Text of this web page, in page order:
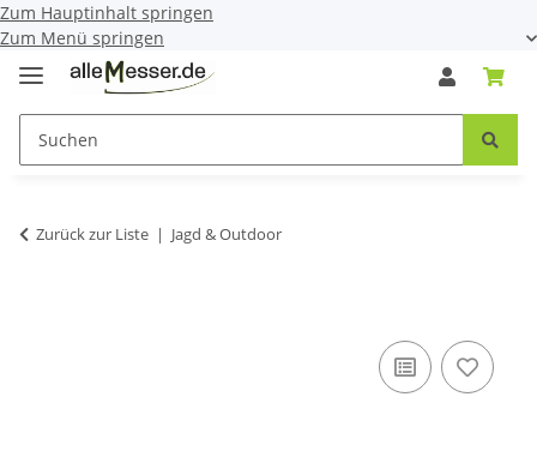
Zum Hauptinhalt springen
Zum Menü springen
Zurück zur Liste Jagd & Outdoor